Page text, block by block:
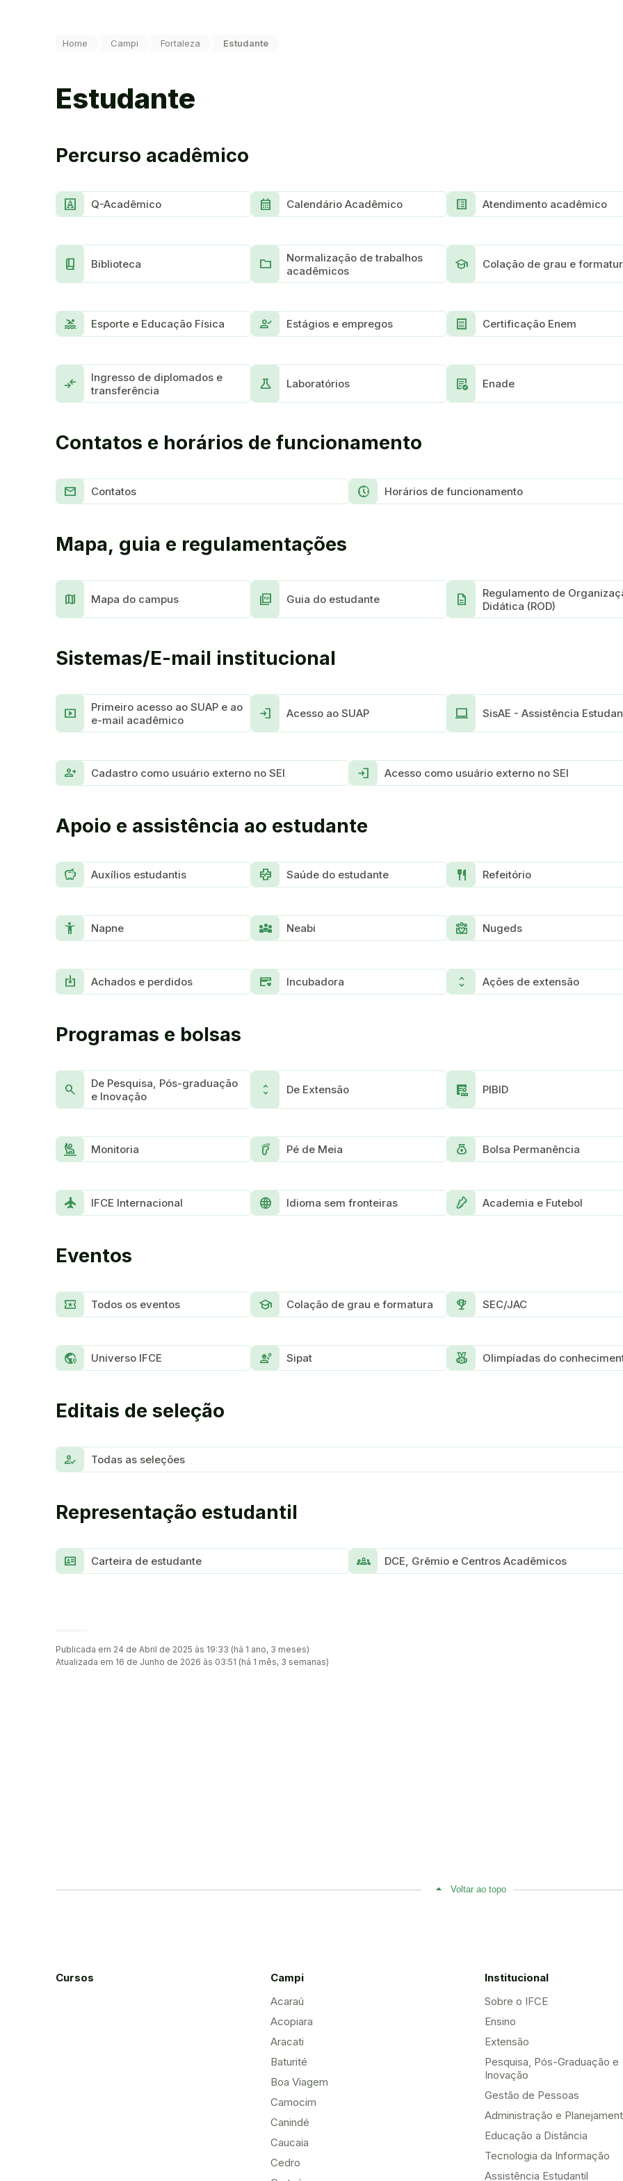
Você está aqui:
Home Campi Fortaleza Estudante
Estudante
Percurso acadêmico
Slab_Serif Q-Acadêmico Calendar_Month Calendário Acadêmico List_Alt Atendimento acadêmico
Book_2 Biblioteca Folder
Normalização de trabalhos
acadêmicos
School Colação de grau e
Pool Esporte e Educação Física Person_Check Estágios e empregos Receipt Certificação Enem
Compare_arrows
Ingresso de diplomados e
transferência
Science Laboratórios Order_approve Enade
Contatos e horários de funcionamento
Mail Contatos Nest_Clock_Farsight_Analog Horários de funcionamento
Mapa, guia e regulamentações
Map Mapa do campus Picture_as_pdf Guia do estudante Description
Regulamento de
Didática (ROD)
Sistemas/E-mail institucional
Smart_Display
Primeiro acesso ao SUAP e ao
e-mail acadêmico
Login Acesso ao SUAP Computer SisAE - Assistência
Person_add Cadastro como usuário externo no SEI Login Acesso como usuário externo no SEI
Apoio e assistência ao estudante
Savings Auxílios estudantis Health_Metrics Saúde do estudante Restaurant Refeitório
Accessibility_New Napne Diversity_3 Neabi Diversity_4 Nugeds
Place_Item Achados e perdidos Credit_Card_Heart Incubadora Unfold_more Ações de extensão
Programas e bolsas
Search
De Pesquisa, Pós-graduação
e Inovação
Unfold_more De Extensão Clinical_Notes PIBID
Person_Raised_Hand Monitoria Barefoot Pé de Meia Money_bag Bolsa Permanência
Flight IFCE Internacional Language Idioma sem fronteiras Shoe_Cleats Academia e Futebol
Eventos
Local_Activity Todos os eventos School Colação de grau e formatura Rewarded_ads SEC/JAC
Globe_location_pin Universo IFCE Engineering Sipat Social_Leaderboard Olimpíadas do
Editais de seleção
How_To_Reg Todas as seleções
Representação estudantil
Id_Card Carteira de estudante Groups_2 DCE, Grêmio e Centros Acadêmicos
Publicada em 24 de Abril de 2025 às 19:33 (há 1 ano, 3 meses)
Atualizada em 16 de Junho de 2026 às 03:51 (há 1 mês, 3 semanas)
Voltar ao topo
Cursos
Campi
Acaraú
Acopiara
Aracati
Baturité
Boa Viagem
Camocim
Canindé
Caucaia
Cedro
Institucional
Sobre o IFCE
Ensino
Extensão
Pesquisa, Pós-Graduação e
Inovação
Gestão de Pessoas
Administração e
Educação a Distância
Tecnologia da Informação
Assistência Estudantil